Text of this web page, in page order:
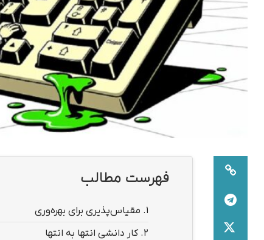
فهرست مطالب
1. مقیاس‌پذیری برای بهره‌وری
2. کار دانشی انتها به انتها